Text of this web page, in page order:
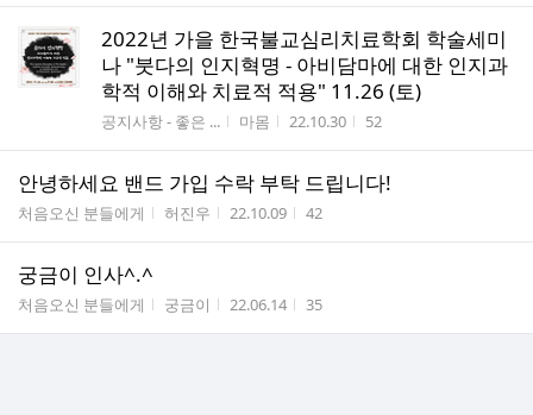
2022년 가을 한국불교심리치료학회 학술세미
나 "붓다의 인지혁명 - 아비담마에 대한 인지과
학적 이해와 치료적 적용" 11.26 (토)
게시판명
공지사항 - 좋은 ... 작성자
마몸 작성시간
22.10.30 조회수
52
안녕하세요 밴드 가입 수락 부탁 드립니다!
게시판명
처음오신 분들에게 작성자
허진우 작성시간
22.10.09 조회수
42
궁금이 인사^.^
게시판명
처음오신 분들에게 작성자
궁금이 작성시간
22.06.14 조회수
35